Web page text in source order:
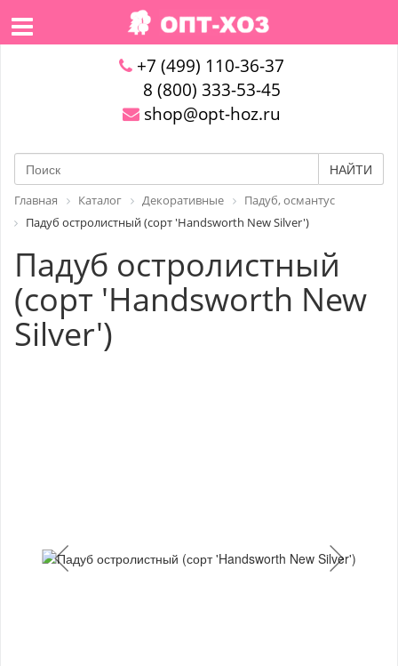
+7 (499) 110-36-37
8 (800) 333-53-45
shop@opt-hoz.ru
НАЙТИ
Главная Каталог Декоративные
Падуб, османтус
Падуб остролистный (сорт 'Handsworth New Silver')
Падуб остролистный
(сорт 'Handsworth New
Silver')